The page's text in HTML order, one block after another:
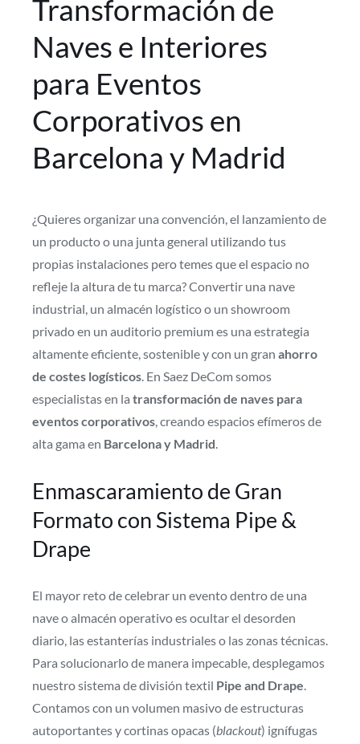
Transformación de
Naves e Interiores
para Eventos
Corporativos en
Barcelona y Madrid
¿Quieres organizar una convención, el lanzamiento de
un producto o una junta general utilizando tus
propias instalaciones pero temes que el espacio no
refleje la altura de tu marca? Convertir una nave
industrial, un almacén logístico o un showroom
privado en un auditorio premium es una estrategia
altamente eficiente, sostenible y con un gran ahorro
de costes logísticos. En Saez DeCom somos
especialistas en la transformación de naves para
eventos corporativos, creando espacios efímeros de
alta gama en Barcelona y Madrid.
Enmascaramiento de Gran
Formato con Sistema Pipe &
Drape
El mayor reto de celebrar un evento dentro de una
nave o almacén operativo es ocultar el desorden
diario, las estanterías industriales o las zonas técnicas.
Para solucionarlo de manera impecable, desplegamos
nuestro sistema de división textil Pipe and Drape.
Contamos con un volumen masivo de estructuras
autoportantes y cortinas opacas (blackout) ignífugas